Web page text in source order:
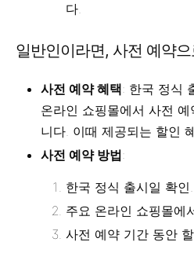
다.
일반인이라면, 사전 예약
사전 예약 혜택: 한국 정식
온라인 쇼핑몰에서 사전
니다. 이때 제공되는 할인
사전 예약 방법:
한국 정식 출시일 확인.
주요 온라인 쇼핑몰에
사전 예약 기간 동안